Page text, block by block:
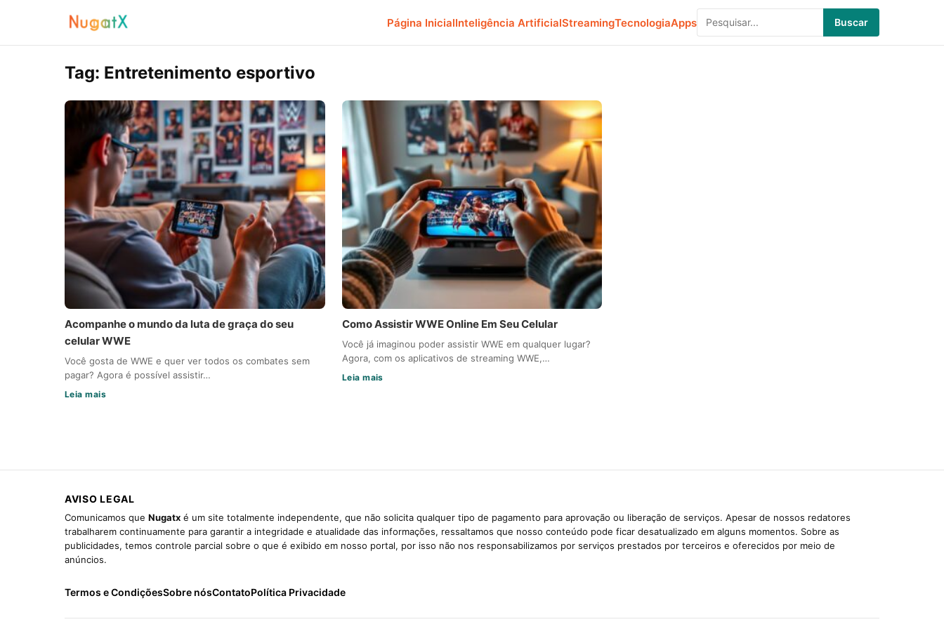
Página InicialInteligência ArtificialStreamingTecnologiaApps Buscar
Tag: Entretenimento esportivo
Acompanhe o mundo da luta de graça do seu
celular WWE
Você gosta de WWE e quer ver todos os combates sem
pagar? Agora é possível assistir…
Leia mais
Como Assistir WWE Online Em Seu Celular
Você já imaginou poder assistir WWE em qualquer lugar?
Agora, com os aplicativos de streaming WWE,…
Leia mais
AVISO LEGAL
Comunicamos que Nugatx é um site totalmente independente, que não solicita qualquer tipo de pagamento para aprovação ou liberação de serviços. Apesar de nossos redatores
trabalharem continuamente para garantir a integridade e atualidade das informações, ressaltamos que nosso conteúdo pode ficar desatualizado em alguns momentos. Sobre as
publicidades, temos controle parcial sobre o que é exibido em nosso portal, por isso não nos responsabilizamos por serviços prestados por terceiros e oferecidos por meio de
anúncios.
Termos e CondiçõesSobre nósContatoPolítica Privacidade